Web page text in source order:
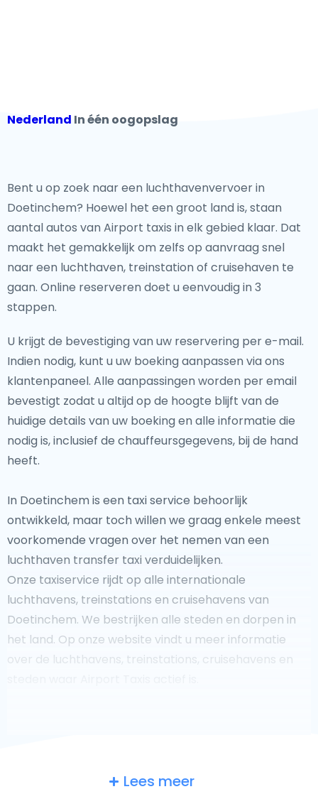
Nederland In één oogopslag
Bent u op zoek naar een luchthavenvervoer in
Doetinchem? Hoewel het een groot land is, staan
aantal autos van Airport taxis in elk gebied klaar. Dat
maakt het gemakkelijk om zelfs op aanvraag snel
naar een luchthaven, treinstation of cruisehaven te
gaan. Online reserveren doet u eenvoudig in 3
stappen.
U krijgt de bevestiging van uw reservering per e-mail.
Indien nodig, kunt u uw boeking aanpassen via ons
klantenpaneel. Alle aanpassingen worden per email
bevestigt zodat u altijd op de hoogte blijft van de
huidige details van uw boeking en alle informatie die
nodig is, inclusief de chauffeursgegevens, bij de hand
heeft.
In Doetinchem is een taxi service behoorlijk
ontwikkeld, maar toch willen we graag enkele meest
voorkomende vragen over het nemen van een
luchthaven transfer taxi verduidelijken.
Onze taxiservice rijdt op alle internationale
luchthavens, treinstations en cruisehavens van
Doetinchem. We bestrijken alle steden en dorpen in
het land. Op onze website vindt u meer informatie
over de luchthavens, treinstations, cruisehavens en
Lees meer